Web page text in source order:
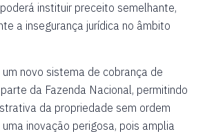
instituir preceito semelhante,
a insegurança jurídica no âmbito
novo sistema de cobrança de
da Fazenda Nacional, permitindo
da propriedade sem ordem
inovação perigosa, pois amplia